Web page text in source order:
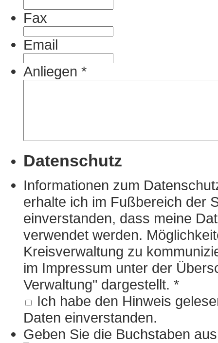
Fax
Email
Anliegen *
Datenschutz
Informationen zum
erhalte ich im Fußbereich der
einverstanden, dass meine
verwendet werden.
Kreisverwaltung zu
im Impressum unter der
Verwaltung" dargestellt. *
Ich habe den Hinweis
Daten einverstanden.
Geben Sie die Buchstaben